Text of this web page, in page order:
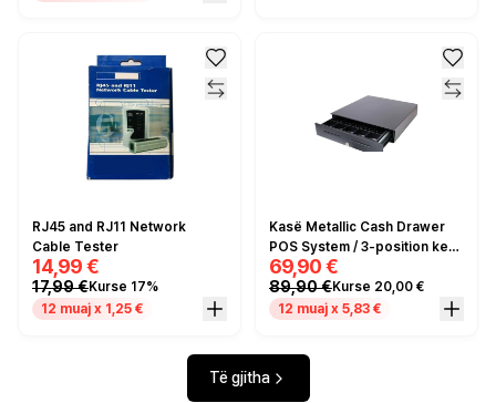
RJ45 and RJ11 Network
Cable Tester
14,99 €
17,99 €Kurse 17%
12 muaj x 1,25 €
Kasë Metallic Cash Drawer
POS System / 3-position key
lock / 40.5*42 CM / e zezë
69,90 €
89,90 €Kurse 20,00 €
12 muaj x 5,83 €
Të gjitha